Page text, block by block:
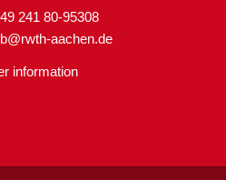
241 80-95308
aachen.de
information